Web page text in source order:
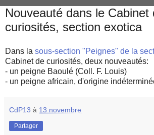
Nouveauté dans le Cabinet
curiosités, section exotica
Dans la sous-section "Peignes" de la
Cabinet de curiosités, deux nouveautés:
- un peigne Baoulé (Coll. F. Louis)
- un peigne africain, d'origine
CdP13 à 13 novembre
Partager